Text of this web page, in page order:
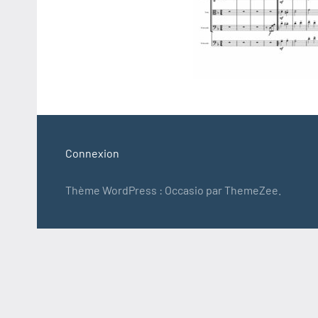
Connexion
Thème WordPress : Occasio par ThemeZee.